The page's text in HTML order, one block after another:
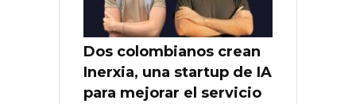
Dos colombianos crean
Inerxia, una startup de IA
para mejorar el servicio